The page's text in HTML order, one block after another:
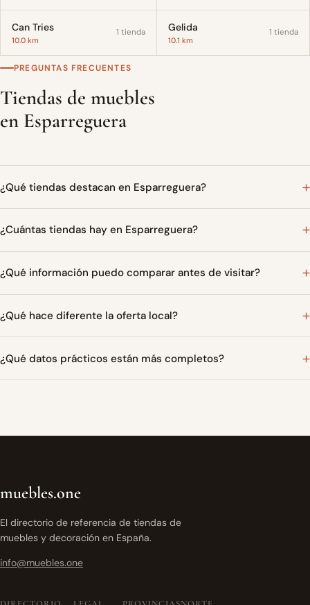
Can Tries
10.0 km
1 tienda Gelida
10.1 km
1 tienda
PREGUNTAS FRECUENTES
Tiendas de muebles
en Esparreguera
¿Qué tiendas destacan en Esparreguera?
¿Cuántas tiendas hay en Esparreguera?
¿Qué información puedo comparar antes de visitar?
¿Qué hace diferente la oferta local?
¿Qué datos prácticos están más completos?
muebles.one
El directorio de referencia de tiendas de
muebles y decoración en España.
info@muebles.one